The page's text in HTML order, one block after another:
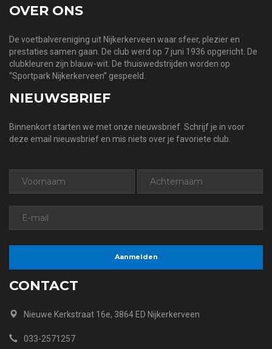
OVER ONS
De voetbalvereniging uit Nijkerkerveen waar sfeer, plezier en
prestaties samen gaan. De club werd op 7 juni 1936 opgericht. De
clubkleuren zijn blauw-wit. De thuiswedstrijden worden op
“Sportpark Nijkerkerveen” gespeeld.
NIEUWSBRIEF
Binnenkort starten we met onze nieuwsbrief. Schrijf je in voor
deze email nieuwsbrief en mis niets over je favoriete club.
CONTACT
Nieuwe Kerkstraat 16e, 3864 ED Nijkerkerveen
033-2571257